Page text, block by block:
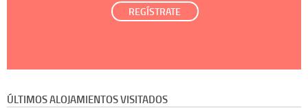
REGÍSTRATE
ÚLTIMOS ALOJAMIENTOS VISITADOS